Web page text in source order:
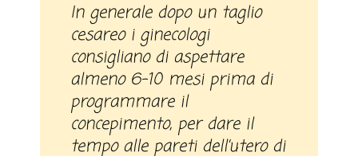
In generale dopo un taglio
cesareo i ginecologi
consigliano di aspettare
almeno 6-10 mesi prima di
programmare il
concepimento, per dare il
tempo alle pareti dell’utero di